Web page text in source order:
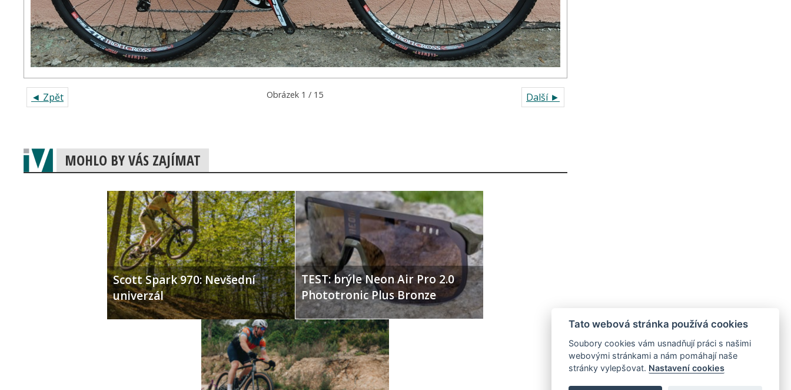
◄ Zpět Další ►
Obrázek 1 / 15
MOHLO BY VÁS ZAJÍMAT
Scott Spark 970: Nevšední
univerzál
TEST: brýle Neon Air Pro 2.0
Phototronic Plus Bronze
Tato webová stránka používá cookies
Soubory cookies vám usnadňují práci s našimi
webovými stránkami a nám pomáhají naše
stránky vylepšovat. Nastavení cookies